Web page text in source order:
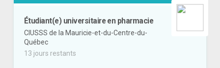
Étudiant(e) universitaire en pharmacie
CIUSSS de la Mauricie-et-du-Centre-du-
Québec
13 jours restants